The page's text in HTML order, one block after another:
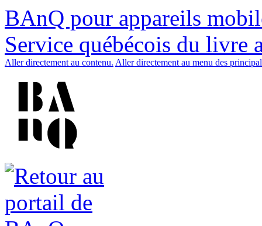
BAnQ pour appareils
Service québécois du livre
Aller directement au contenu. Aller directement au menu des